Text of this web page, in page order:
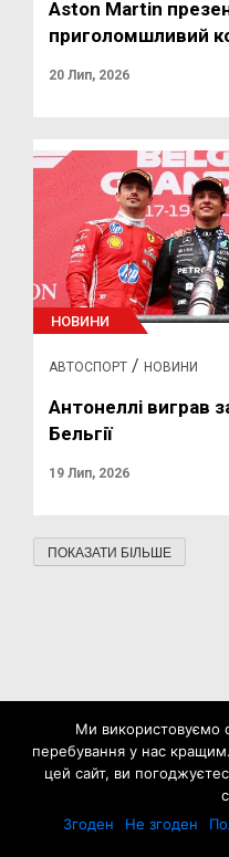
Aston Martin
приголомшливий
20 Лип, 2026
НОВИНИ
АВТОСПОРТ / НОВИНИ
Антонеллі виграв
Бельгії
19 Лип, 2026
ПОКАЗАТИ БІЛЬШЕ
Ми використовуємо
перебування у нас
цей сайт, ви
Згоден
Не згоден